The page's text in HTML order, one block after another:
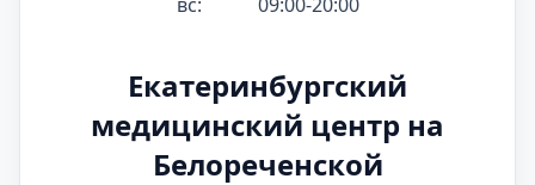
Екатеринбургский
медицинский центр на
Белореченской